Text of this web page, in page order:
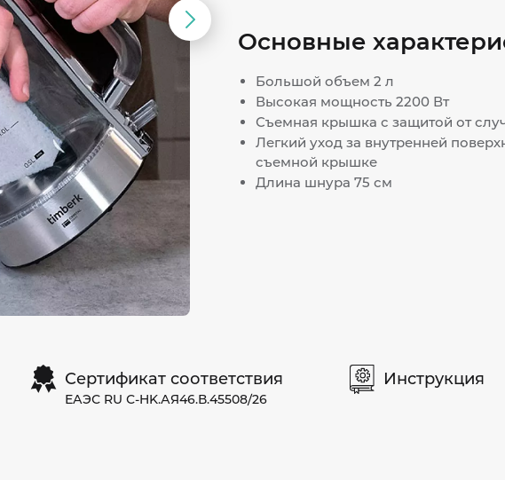
СледующийОсновные
Большой объем 2 л
Высокая мощность 2200 Вт
Съемная крышка с защитой от
Легкий уход за внутренней
съемной крышке
Длина шнура 75 см
Сертификат соответствия
ЕАЭС RU С-HK.АЯ46.В.45508/26
Инструкция